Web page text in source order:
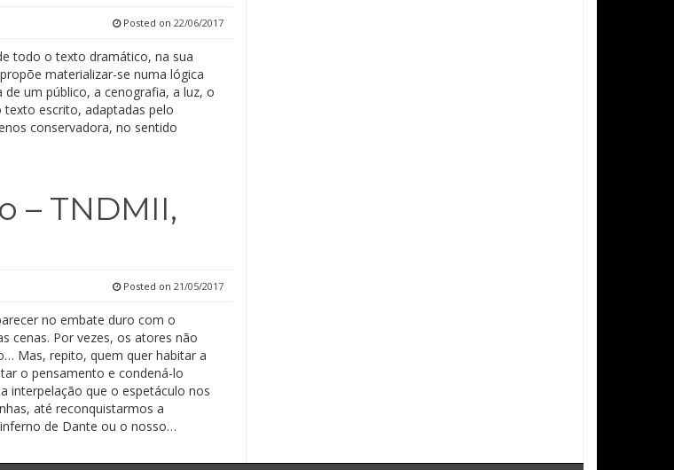
Posted on 22/06/2017
todo o texto dramático, na sua
materializar-se numa lógica
de um público, a cenografia, a luz, o
escrito, adaptadas pelo
conservadora, no sentido
– TNDMII,
Posted on 21/05/2017
no embate duro com o
cenas. Por vezes, os atores não
Mas, repito, quem quer habitar a
o pensamento e condená-lo
interpelação que o espetáculo nos
até reconquistarmos a
de Dante ou o nosso…